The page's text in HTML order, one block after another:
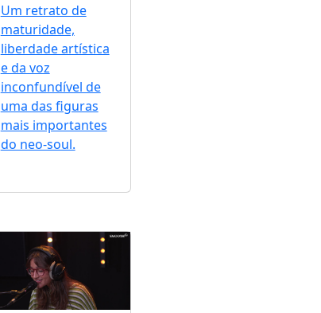
Um retrato de
maturidade,
liberdade artística
e da voz
inconfundível de
uma das figuras
mais importantes
do neo-soul.